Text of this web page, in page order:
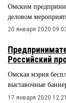
Омским
деловом
20 января 2020
Российский
Омская мэрия
выставочные
17 января 2020 12:21